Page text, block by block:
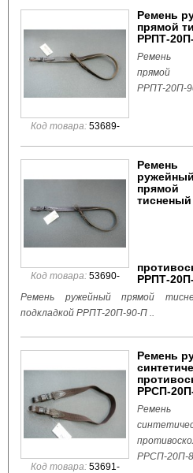
Код товара: 53689-
Ремень
прямой
РРПТ-
Ремень
прямой
РРПТ-20П-
Код товара: 53690-
Ремень
ружейный
прямой
тисненый
РРПТ-
Ремень ружейный прямой
подкладкой РРПТ-20П-90-П ..
Код товара: 53691-
Ремень
РРСП-
Ремень
РРСП-20П-